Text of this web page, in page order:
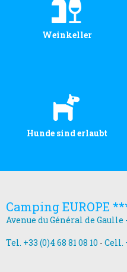
Weinkeller
Hunde sind erlaubt
Camping EUROPE
Avenue du Général de
Tel. +33 (0)4 68 81 08 10 - Cell.